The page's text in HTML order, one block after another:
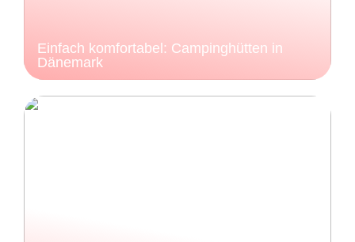
Einfach komfortabel: Campinghütten in
Dänemark